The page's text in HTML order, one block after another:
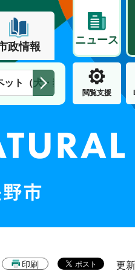
政情報
ニュース
ット（犬・猫） 住民票・
閲覧支援
印刷 更